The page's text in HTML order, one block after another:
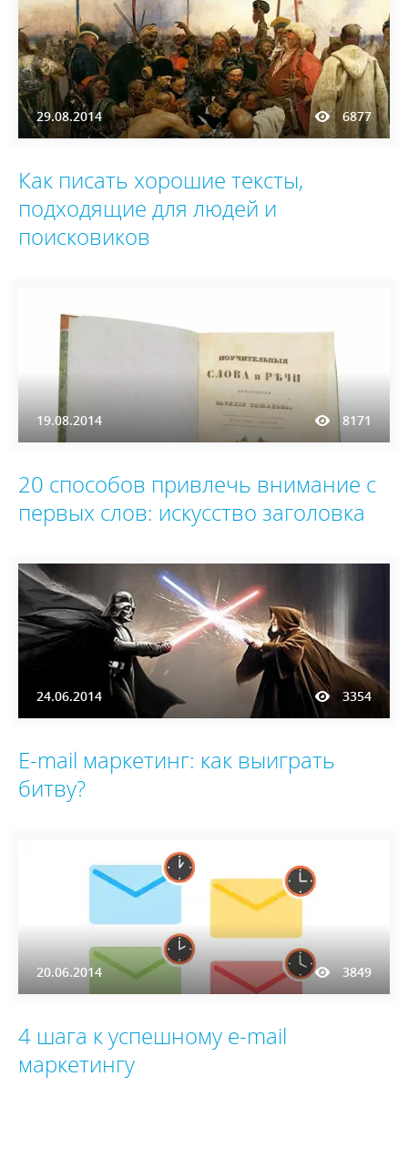
29.08.2014 6877
Как писать хорошие тексты,
подходящие для людей и
поисковиков
19.08.2014 8171
20 способов привлечь внимание с
первых слов: искусство заголовка
24.06.2014 3354
Е-mail маркетинг: как выиграть
битву?
20.06.2014 3849
4 шага к успешному e-mail
маркетингу